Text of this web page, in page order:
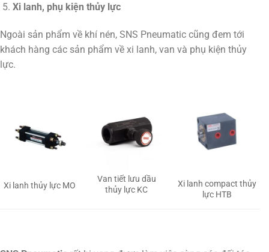
Xi lanh, phụ kiện thủy lực
Ngoài sản phẩm về khí nén, SNS Pneumatic cũng đem tới
khách hàng các sản phẩm về xi lanh, van và phụ kiện thủy
lực.
Xi lanh thủy lực MO
Van tiết lưu dầu
thủy lực KC
Xi lanh compact thủy
lực HTB